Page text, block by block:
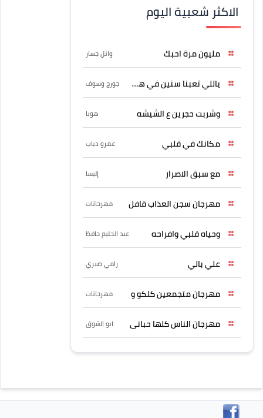
الاكثر شعبية اليوم
مليون مرة احبك وائل جسار
ياللي تعبنا سنين في هواه جورج وسوف
وشربت حجرين ع الشيشه هوبا
مكانك في قلبي عمرو دياب
مع سبق الاصرار إليسا
مهرجان سجن العذاب قافل مهرجانات
وحياه قلبي وافراحه عبد الحليم حافظ
علي بالي رامي صبري
مهرجان متجمعين كلكو و مهرجانات
مهرجان الناس كلها حبانى ابو الشوق